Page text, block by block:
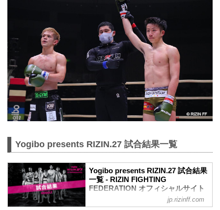
Yogibo presents RIZIN.27 試合結果一覧
Yogibo presents RIZIN.27 試合結果
一覧 - RIZIN FIGHTING
FEDERATION オフィシャルサイト
第14試合 女子スーパーアトム級タイトル
jp.rizinff.com